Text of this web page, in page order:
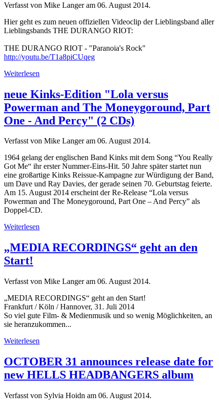
Verfasst von Mike Langer am 06. August 2014.
Hier geht es zum neuen offiziellen Videoclip der Lieblingsband aller
Lieblingsbands THE DURANGO RIOT:
THE DURANGO RIOT - "Paranoia's Rock"
http://youtu.be/T1a8piCUqeg
Weiterlesen
neue Kinks-Edition "Lola versus
Powerman and The Moneygoround, Part
One - And Percy" (2 CDs)
Verfasst von Mike Langer am 06. August 2014.
1964 gelang der englischen Band Kinks mit dem Song “You Really
Got Me“ ihr erster Nummer-Eins-Hit. 50 Jahre später startet nun
eine großartige Kinks Reissue-Kampagne zur Würdigung der Band,
um Dave und Ray Davies, der gerade seinen 70. Geburtstag feierte.
Am 15. August 2014 erscheint der Re-Release “Lola versus
Powerman and The Moneygoround, Part One – And Percy” als
Doppel-CD.
Weiterlesen
„MEDIA RECORDINGS“ geht an den
Start!
Verfasst von Mike Langer am 06. August 2014.
„MEDIA RECORDINGS“ geht an den Start!
Frankfurt / Köln / Hannover, 31. Juli 2014
So viel gute Film- & Medienmusik und so wenig Möglichkeiten, an
sie heranzukommen...
Weiterlesen
OCTOBER 31 announces release date for
new HELLS HEADBANGERS album
Verfasst von Sylvia Hoidn am 06. August 2014.